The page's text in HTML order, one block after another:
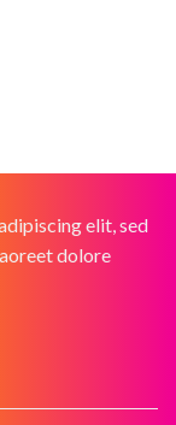
elit, sed
dolore